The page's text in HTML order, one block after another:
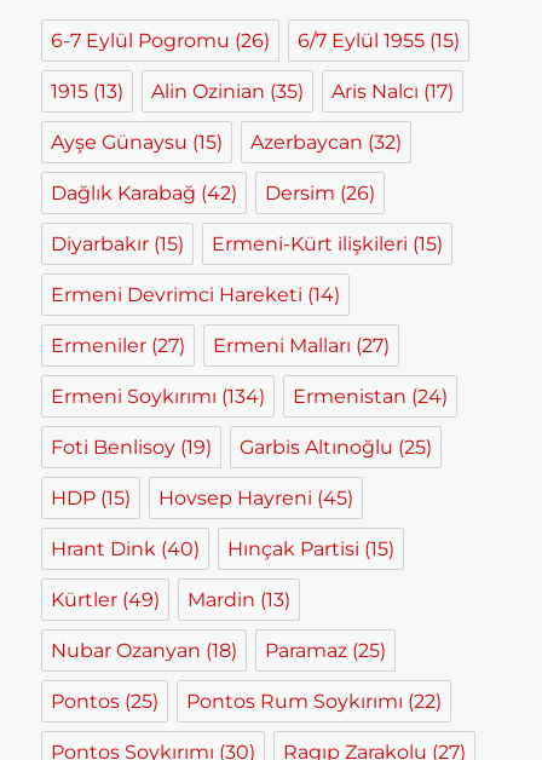
6-7 Eylül Pogromu (26) 6/7 Eylül 1955 (15)
1915 (13) Alin Ozinian (35) Aris Nalcı (17)
Ayşe Günaysu (15) Azerbaycan (32)
Dağlık Karabağ (42) Dersim (26)
Diyarbakır (15) Ermeni-Kürt ilişkileri (15)
Ermeni Devrimci Hareketi (14)
Ermeniler (27) Ermeni Malları (27)
Ermeni Soykırımı (134) Ermenistan (24)
Foti Benlisoy (19) Garbis Altınoğlu (25)
HDP (15) Hovsep Hayreni (45)
Hrant Dink (40) Hınçak Partisi (15)
Kürtler (49) Mardin (13)
Nubar Ozanyan (18) Paramaz (25)
Pontos (25) Pontos Rum Soykırımı (22)
Pontos Soykırımı (30) Ragıp Zarakolu (27)